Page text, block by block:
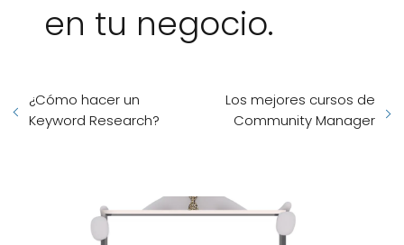
en tu negocio.
¿Cómo hacer un
Keyword Research?
Los mejores cursos de
Community Manager